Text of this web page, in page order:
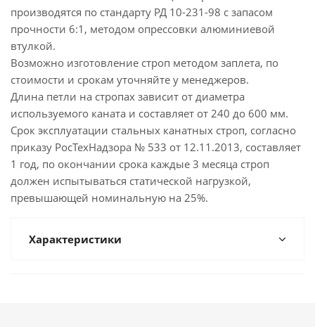
производятся по стандарту РД 10-231-98 с запасом
прочности 6:1, методом опрессовки алюминиевой
втулкой.
Возможно изготовление строп методом заплета, по
стоимости и срокам уточняйте у менеджеров.
Длина петли на стропах зависит от диаметра
используемого каната и составляет от 240 до 600 мм.
Срок эксплуатации стальных канатных строп, согласно
приказу РосТехНадзора № 533 от 12.11.2013, составляет
1 год, по окончании срока каждые 3 месяца строп
должен испытываться статической нагрузкой,
превышающей номинальную на 25%.
Характеристики